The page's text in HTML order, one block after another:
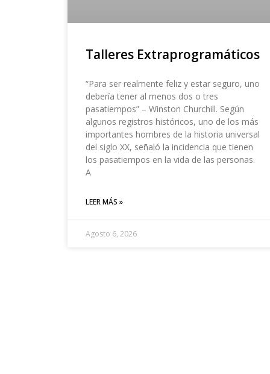
Talleres Extraprogramáticos
“Para ser realmente feliz y estar seguro, uno
debería tener al menos dos o tres
pasatiempos” – Winston Churchill. Según
algunos registros históricos, uno de los más
importantes hombres de la historia universal
del siglo XX, señaló la incidencia que tienen
los pasatiempos en la vida de las personas.
A
LEER MÁS »
Agosto 6, 2026